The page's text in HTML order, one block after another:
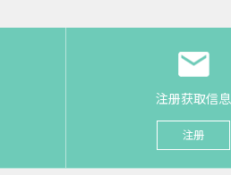
注册获取信息
注册